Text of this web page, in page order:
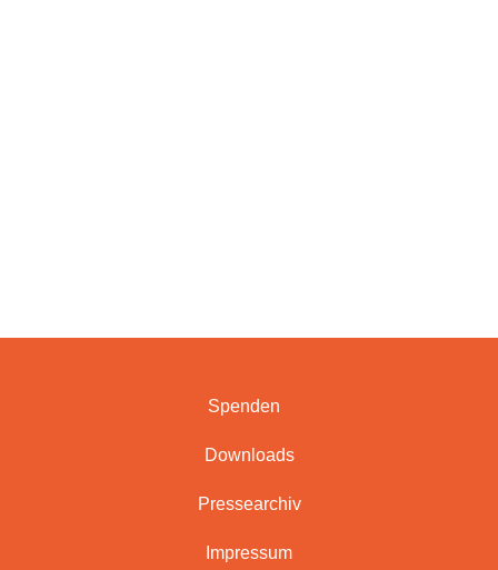
Spenden
Downloads
Pressearchiv
Impressum